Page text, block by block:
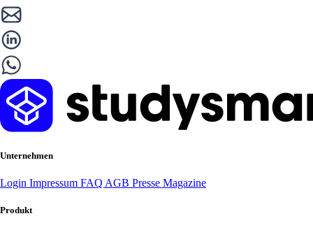
Unternehmen
Login Impressum FAQ AGB Presse Magazine
Produkt